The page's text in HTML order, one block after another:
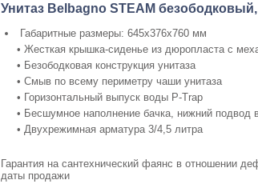
Унитаз Belbagno STEAM
Габаритные размеры: 645х376х760 мм
• Жесткая крышка-сиденье из дюропласта с
• Безободковая конструкция унитаза
• Смыв по всему периметру чаши унитаза
• Горизонтальный выпуск воды P-Trap
• Бесшумное наполнение бачка, нижний подвод
• Двухрежимная арматура 3/4,5 литра
Гарантия на сантехнический фаянс в отношении
даты продажи